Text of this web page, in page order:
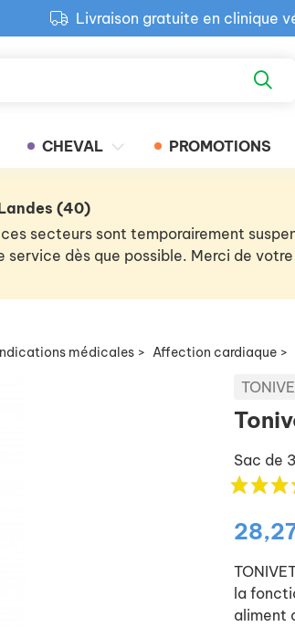
Livraison gratuite en clinique
Retour produit gratuit en
CHEVAL PROMOTIONS
(40)
secteurs sont temporairement
dès que possible. Merci de
médicales > Affection cardiaque >
Sac de
la
aliment